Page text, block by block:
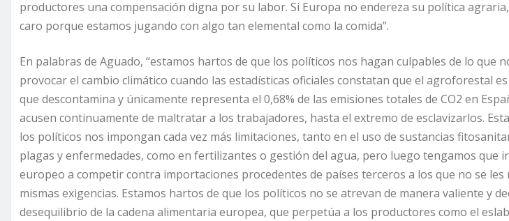
productores una compensación digna por su labor. Si Europa no endereza su política
caro porque estamos jugando con algo tan elemental como la comida”.
En palabras de Aguado, “estamos hartos de que los políticos nos hagan culpables de lo que
provocar el cambio climático cuando las estadísticas oficiales constatan que el agroforestal
que descontamina y únicamente representa el 0,68% de las emisiones totales de CO2 en
acusen continuamente de maltratar a los trabajadores, hasta el extremo de esclavizarlos.
los políticos nos impongan cada vez más limitaciones, tanto en el uso de sustancias
plagas y enfermedades, como en fertilizantes o gestión del agua, pero luego tengamos que
europeo a competir contra importaciones procedentes de países terceros a los que no se les
mismas exigencias. Estamos hartos de que los políticos no se atrevan de manera valiente y
desequilibrio de la cadena alimentaria europea, que perpetúa a los productores como el